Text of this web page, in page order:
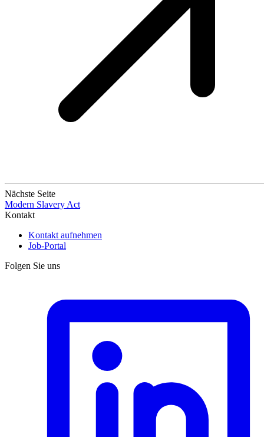
Nächste Seite
Modern Slavery Act
Kontakt
Kontakt aufnehmen
Job-Portal
Folgen Sie uns